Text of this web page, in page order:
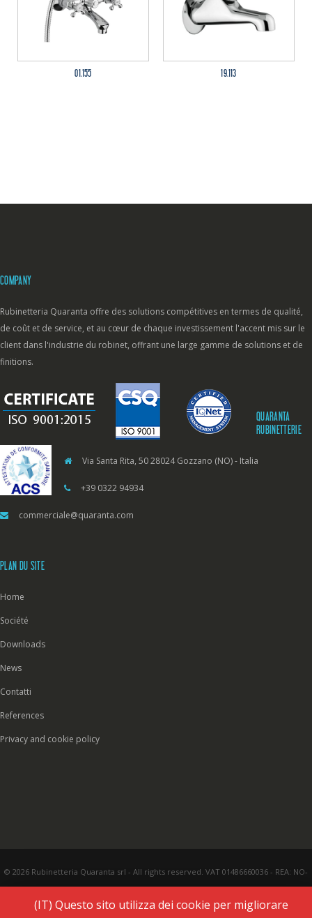
01.155 19.113
COMPANY
Rubinetteria Quaranta offre des solutions compétitives en termes de qualité,
de coût et de service, et au cœur de chaque investissement l'accent mis sur le
client dans l'industrie du robinet, offrant une large gamme de solutions et de
finitions.
QUARANTA
RUBINETTERIE
Via Santa Rita, 50 28024 Gozzano (NO) - Italia
+39 0322 94934
commerciale@quaranta.com
PLAN DU SITE
Home
Société
Downloads
News
Contatti
References
Privacy and cookie policy
© 2026 Rubinetteria Quaranta srl - All rights reserved. VAT 01486660036 - REA: NO-
(IT) Questo sito utilizza dei cookie per migliorare